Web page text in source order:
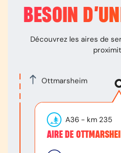
BESOIN D’
Découvrez les aires de
Ottmarsheim
A36 - km 235
AIRE DE